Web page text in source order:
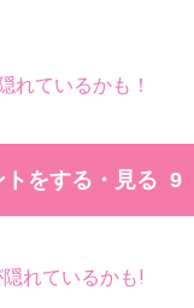
れているかも！
トをする・見る
れているかも!